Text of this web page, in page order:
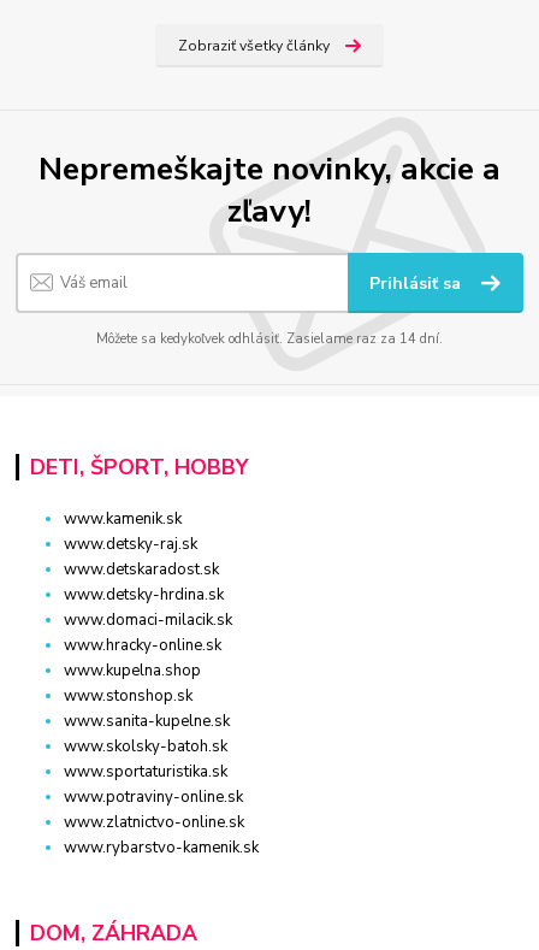
Zobraziť všetky články
Nepremeškajte novinky, akcie a
zľavy!
Prihlásiť sa
Môžete sa kedykoľvek odhlásiť. Zasielame raz za 14 dní.
DETI, ŠPORT, HOBBY
www.kamenik.sk
www.detsky-raj.sk
www.detskaradost.sk
www.detsky-hrdina.sk
www.domaci-milacik.sk
www.hracky-online.sk
www.kupelna.shop
www.stonshop.sk
www.sanita-kupelne.sk
www.skolsky-batoh.sk
www.sportaturistika.sk
www.potraviny-online.sk
www.zlatnictvo-online.sk
www.rybarstvo-kamenik.sk
DOM, ZÁHRADA